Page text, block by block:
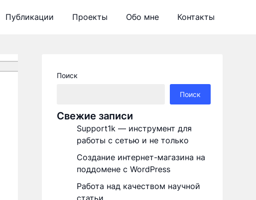
Публикации Проекты Обо мне Контакты
Поиск
Поиск
Свежие записи
Support1k — инструмент для
работы с сетью и не только
Создание интернет-магазина на
поддомене с WordPress
Работа над качеством научной
статьи